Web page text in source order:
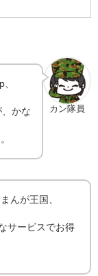
カン隊員
かな
んが王国、
サービスでお得